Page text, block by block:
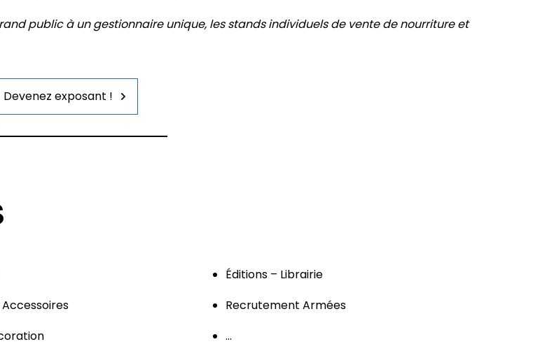
public à un gestionnaire unique, les stands individuels de vente de nourriture et
Devenez exposant !
Éditions – Librairie
Recrutement Armées
…